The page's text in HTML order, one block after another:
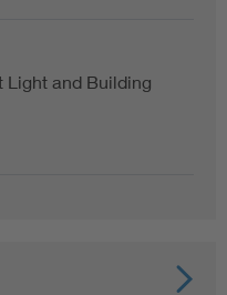
Light and Building